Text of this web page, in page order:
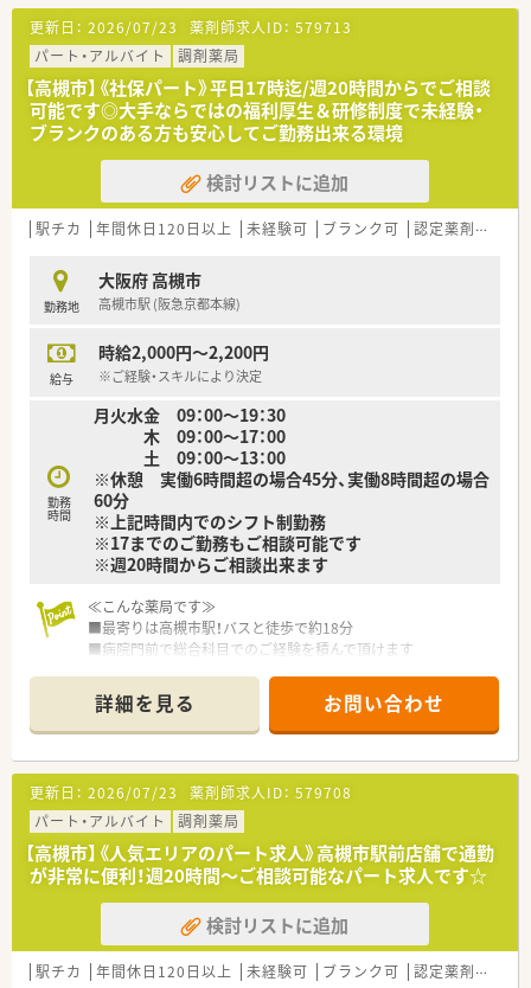
≪法人特徴≫
■全国に1,000店舗以上を展開する大手調剤薬局です。
■東京大学病院をはじめ全国の病院の敷地内に薬局を持ってい
ます。
病診薬連携を強化することで、地域にお住いの患者様に高度な
医療の提供を実現しています。
■全店「同一の機械・システム」を採用しており、且つ処方箋の応
需内容が多岐にわたる（敷地内・病院門前・医療モール・CL門前）
スキルUPしたい方にはお勧めです。
■長期就業＆自己研讃を続ける事で給与があがる仕組みになっ
■インターネットを使って処方薬の飲み方を遠隔指導する「オン
ライン服薬指導」、
今後も病院の「敷地内薬局」の推進、女性客の取り込みを狙う
M&Aによる店舗拡大と業界のリーディングカンパニーとして
成長を続けています。
≪充実の福利厚生≫
■「社員第一主義」を掲げている同社では、福利厚生面が手厚く
年間休日120日以上、「連続休暇制度（年に1回、最大9連休を取
得できる制度）」等
プライベートも充実出来る様にワークライフバランスを後押
ししてくれる制度が充実しています。
■社員割引制度、財形貯蓄制度、スポーツジム優待等が受けられ
提携の保養施設は全国に40ヵ所あります。
■産休・育休・時短勤務者2,000人以上等、どれも業界トップクラ
スの実績!
産休、育休取得はもちろんのこと、育児短時間勤務制度を実施
育児休業より復帰後、1日最大2時間短縮して勤務できる制度
です。
法律では3歳までですが、同社では小学校就学時までの期間利
用可能♪
■転居を伴う異動のある採用枠もありますが(転居を伴わない採
用も可)
帰省旅費（年2回5万円まで）と帰省休暇（連続4日間）を受けら
れます。
≪こんな方におすすめです≫
■大手ならではの教育研修制度＆資格取得支援体制で安心して
■総合科目でご経験を積みたい方！
更新日： 2026/07/23 薬剤師求人ID： 579713
パート・アルバイト
調剤薬局
【高槻市】《社保パート》平日17時迄/週20時間からでご相談
可能です◎大手ならではの福利厚生＆研修制度で未経験・
ブランクのある方も安心してご勤務出来る環境
検討リストに追加
駅チカ 年間休日120日以上 未経験可 ブランク可 認定薬剤師取得支援あり
勤務地
大阪府 高槻市
高槻市駅 (阪急京都本線)
給与
時給2,000円～2,200円
※ご経験・スキルにより決定
勤務
時間
月火水金 09：00～19：30
木 09：00～17：00
土 09：00～13：00
※休憩 実働6時間超の場合45分、実働8時間超の場合
60分
※上記時間内でのシフト制勤務
※17までのご勤務もご相談可能です
※週20時間からご相談出来ます
≪こんな薬局です≫
■最寄りは高槻市駅！バスと徒歩で約18分
■病院門前で総合科目でのご経験を積んで頂けます
≪法人特徴≫
■全国に1,000店舗以上を展開する大手調剤薬局です。
■東京大学病院をはじめ全国の病院の敷地内に薬局を持ってい
ます。
病診薬連携を強化することで、地域にお住いの患者様に高度な
医療の提供を実現しています。
■全店「同一の機械・システム」を採用しており、且つ処方箋の応
需内容が多岐にわたる（敷地内・病院門前・医療モール・CL門前）
ので、
スキルUPしたい方にはお勧めです。
■長期就業＆自己研讃を続ける事で給与があがる仕組みになっ
ており、将来的に高年収も狙う事が出来ます。
■インターネットを使って処方薬の飲み方を遠隔指導する「オン
詳細を見る お問い合わせ
更新日： 2026/07/23 薬剤師求人ID： 579708
パート・アルバイト
調剤薬局
【高槻市】《人気エリアのパート求人》高槻市駅前店舗で通勤
が非常に便利！週20時間～ご相談可能なパート求人です☆
検討リストに追加
駅チカ 年間休日120日以上 未経験可 ブランク可 認定薬剤師取得支援あり